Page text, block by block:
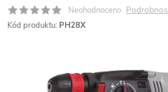
Neohodnoceno
Kód produktu: PH28X